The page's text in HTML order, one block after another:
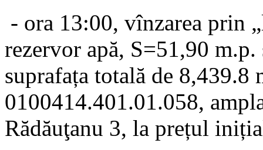
- ora 13:00, vînzarea prin
rezervor apă, S=51,90
suprafața totală de 8,439.8
0100414.401.01.058,
Rădăuţanu 3, la prețul